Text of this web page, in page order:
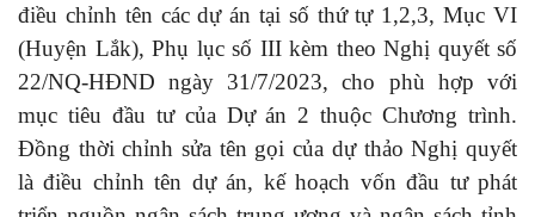
điều chỉnh tên các dự án tại số thứ tự 1,2,3, Mục VI
(Huyện Lắk), Phụ lục số III kèm theo Nghị quyết số
22/NQ-HĐND ngày 31/7/2023, cho phù hợp với
mục tiêu đầu tư của Dự án 2 thuộc Chương trình.
Đồng thời chỉnh sửa tên gọi của dự thảo Nghị quyết
là điều chỉnh tên dự án, kế hoạch vốn đầu tư phát